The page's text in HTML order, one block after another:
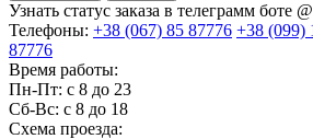
Узнать статус заказа в телеграмм боте
Телефоны: +38 (067) 85 87776 +38 (099)
87776
Время работы:
Пн-Пт: с 8 до 23
Сб-Вс: с 8 до 18
Схема проезда: